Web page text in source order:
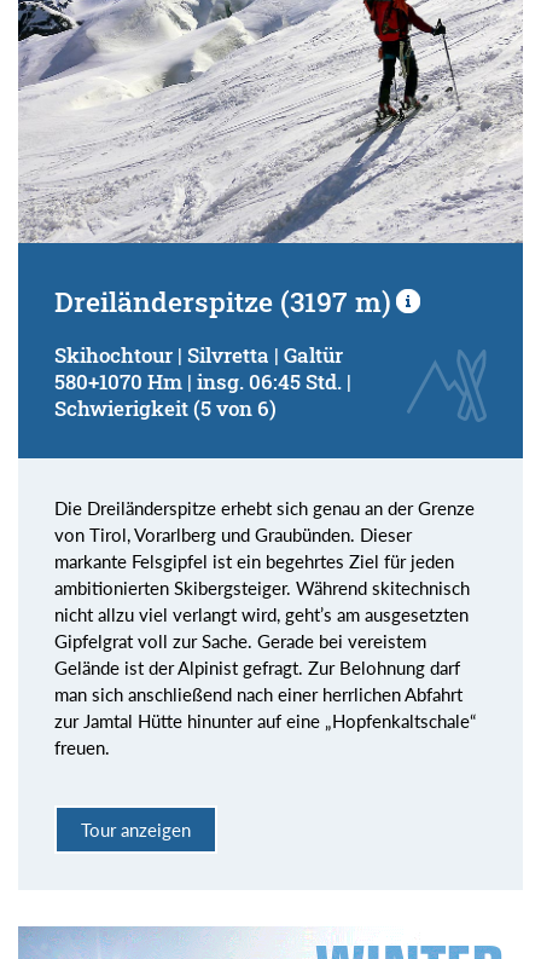
von
bis
Suchbegriff:
Dreiländerspitze (3197 m)
Skihochtour | Silvretta | Galtür
580+1070 Hm | insg. 06:45 Std. |
Schwierigkeit (5 von 6)
Die Dreiländerspitze erhebt sich genau an der Grenze
von Tirol, Vorarlberg und Graubünden. Dieser
markante Felsgipfel ist ein begehrtes Ziel für jeden
ambitionierten Skibergsteiger. Während skitechnisch
nicht allzu viel verlangt wird, geht’s am ausgesetzten
Gipfelgrat voll zur Sache. Gerade bei vereistem
Gelände ist der Alpinist gefragt. Zur Belohnung darf
man sich anschließend nach einer herrlichen Abfahrt
zur Jamtal Hütte hinunter auf eine „Hopfenkaltschale“
freuen.
Tour anzeigen